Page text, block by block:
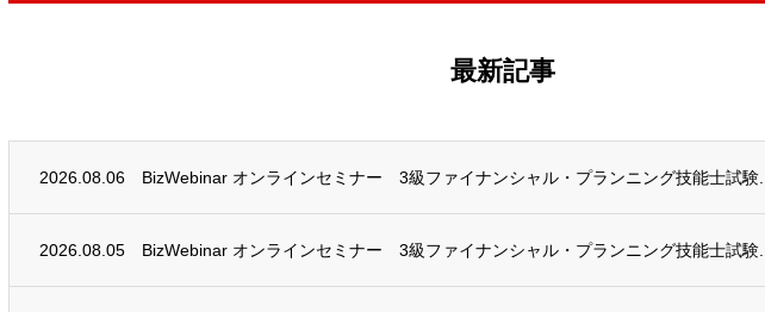
最新記事
2026.08.06 BizWebinar オンラインセミナー 3級ファイナンシャル・プランニング技能士試験...
2026.08.05 BizWebinar オンラインセミナー 3級ファイナンシャル・プランニング技能士試験...